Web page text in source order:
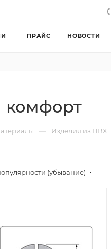
ПРАЙС НОВОСТИ
комфорт
— Изделия из ПВХ
(убывание)